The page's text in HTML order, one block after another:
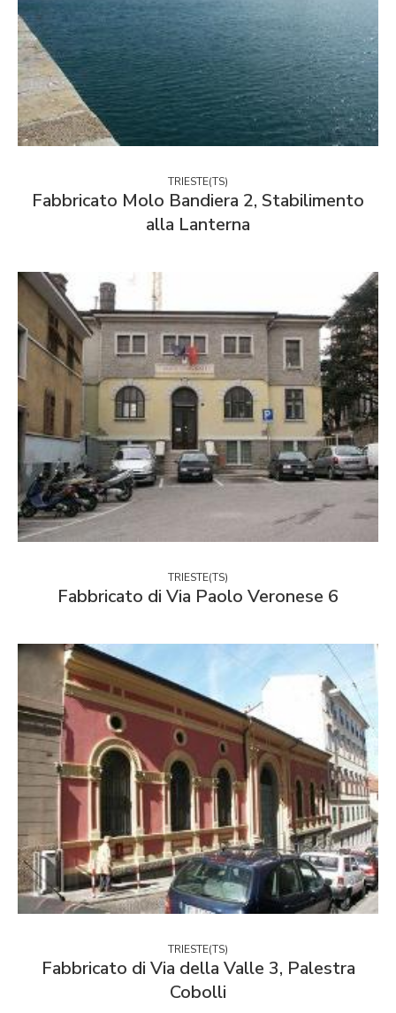
TRIESTE(TS)
Fabbricato Molo Bandiera 2, Stabilimento
alla Lanterna
TRIESTE(TS)
Fabbricato di Via Paolo Veronese 6
TRIESTE(TS)
Fabbricato di Via della Valle 3, Palestra
Cobolli